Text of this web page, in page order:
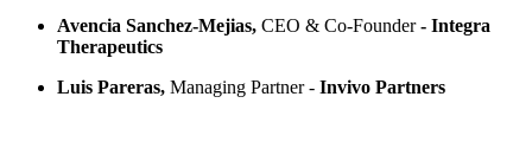
Avencia Sanchez-Mejias, CEO & Co-Founder- Integra
Therapeutics
Luis Pareras, Managing Partner - Invivo Partners